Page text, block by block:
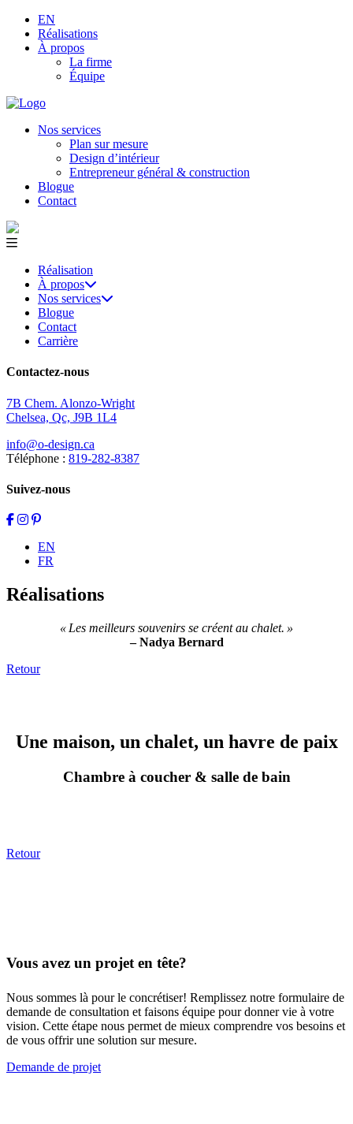
EN
Réalisations
À propos
La firme
Équipe
Nos services
Plan sur mesure
Design d’intérieur
Entrepreneur général & construction
Blogue
Contact
Réalisation
À propos
Nos services
Blogue
Contact
Carrière
Contactez-nous
7B Chem. Alonzo-Wright
Chelsea, Qc, J9B 1L4
info@o-design.ca
Téléphone : 819-282-8387
Suivez-nous
EN
FR
Réalisations
« Les meilleurs souvenirs se créent au chalet. »
– Nadya Bernard
Retour
Une maison, un chalet, un havre de paix
Chambre à coucher & salle de bain
Retour
Vous avez un projet en tête?
Nous sommes là pour le concrétiser! Remplissez notre formulaire de
demande de consultation et faisons équipe pour donner vie à votre
vision. Cette étape nous permet de mieux comprendre vos besoins et
de vous offrir une solution sur mesure.
Demande de projet